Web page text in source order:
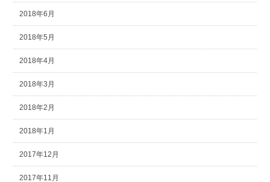
2018年6月
2018年5月
2018年4月
2018年3月
2018年2月
2018年1月
2017年12月
2017年11月